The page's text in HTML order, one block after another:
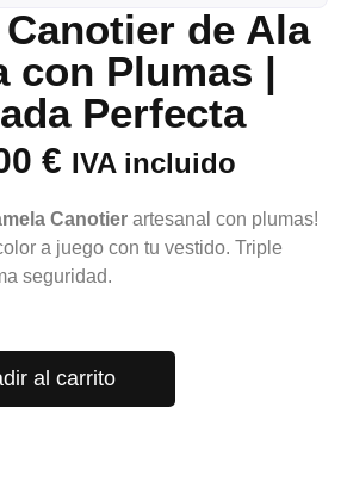
de Ala
con Plumas |
Perfecta
€ IVA incluido
Canotier artesanal con plumas!
a juego con tu vestido. Triple
seguridad.
al carrito